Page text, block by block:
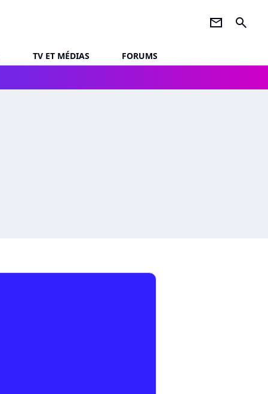
newsletter search
TV ET MÉDIAS
FORUMS